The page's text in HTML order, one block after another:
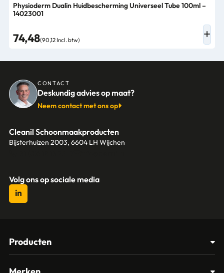
Physioderm Dualin Huidbescherming Universeel Tube 100ml –
14023001
74,48(90,12 Incl. btw)
CONTACT
Deskundig advies op maat?
Neem contact met ons op
Cleanil Schoonmaakproducten
Bijsterhuizen 2003, 6604 LH Wijchen
Volg ons op sociale media
Producten